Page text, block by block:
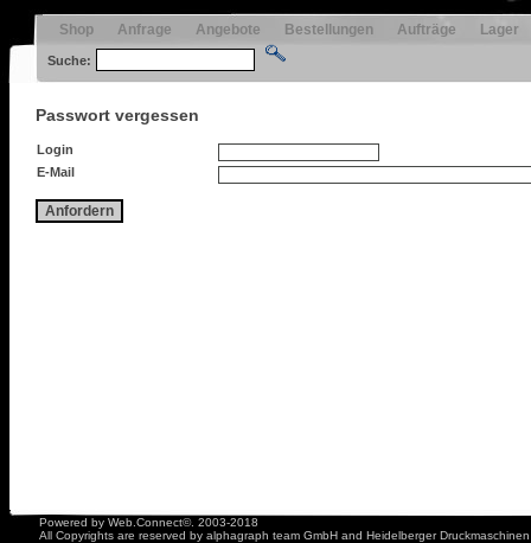
Shop Anfrage Angebote Bestellungen Aufträge Lager
Suche:
Passwort vergessen
Login
E-Mail
Anfordern
Powered by Web.Connect©. 2003-2018
All Copyrights are reserved by alphagraph team GmbH and Heidelberger